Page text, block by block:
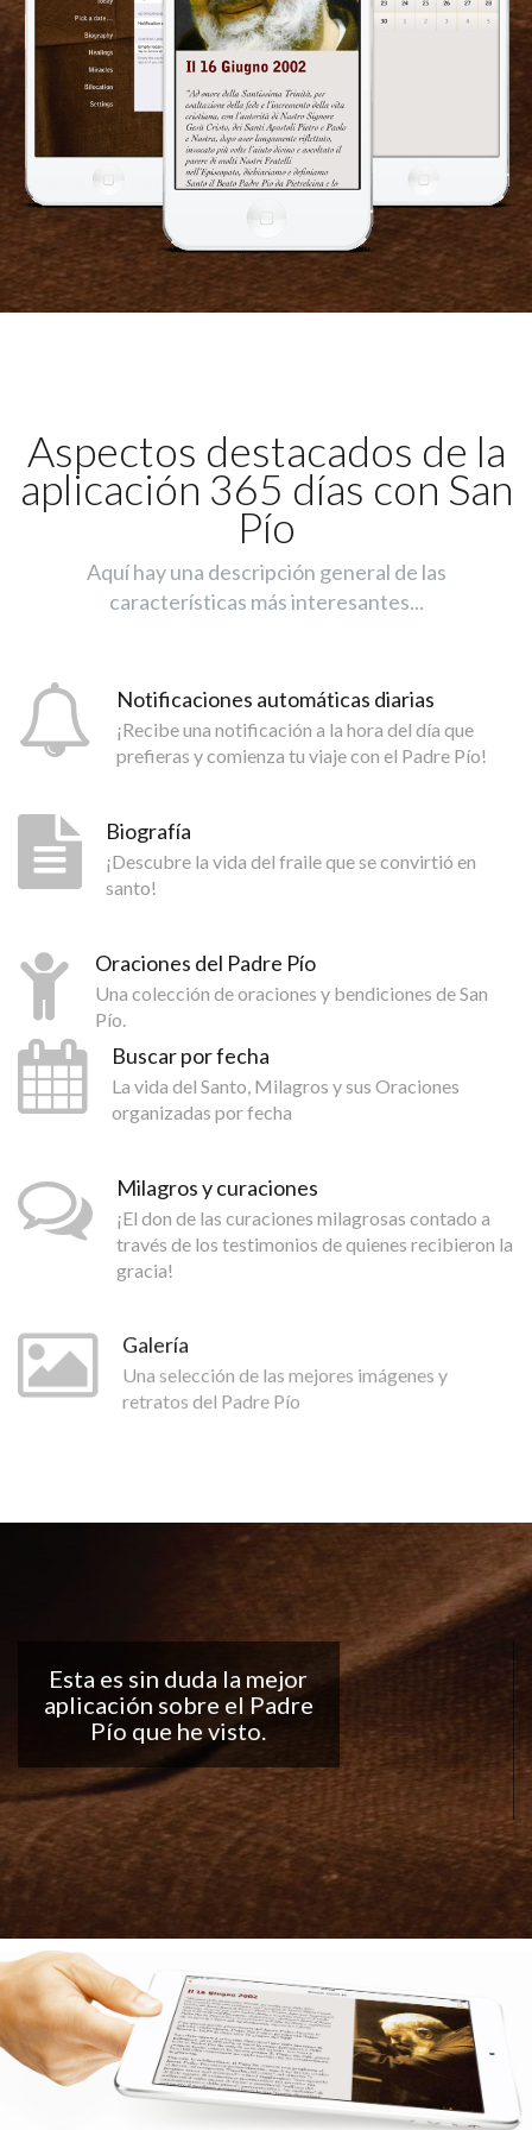
Aspectos destacados de la
aplicación 365 días con San
Pío
Aquí hay una descripción general de las
características más interesantes...
Notificaciones automáticas diarias
¡Recibe una notificación a la hora del día que
prefieras y comienza tu viaje con el Padre Pío!
Biografía
¡Descubre la vida del fraile que se convirtió en
santo!
Oraciones del Padre Pío
Una colección de oraciones y bendiciones de San
Pío.
Buscar por fecha
La vida del Santo, Milagros y sus Oraciones
organizadas por fecha
Milagros y curaciones
¡El don de las curaciones milagrosas contado a
través de los testimonios de quienes recibieron la
gracia!
Galería
Una selección de las mejores imágenes y
retratos del Padre Pío
Buena aplicación, me
encantan las
notificaciones todos los
días... ¡Sigan con el buen
trabajo!